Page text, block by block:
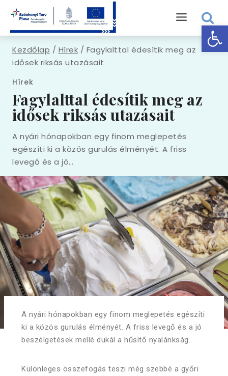
Kezdőlap / Hírek / Fagylalttal édesítik meg az
idősek riksás utazásait
Hírek
Fagylalttal édesítik meg az
idősek riksás utazásait
A nyári hónapokban egy finom meglepetés
egészíti ki a közös gurulás élményét. A friss
levegő és a jó…
A nyári hónapokban egy finom meglepetés egészíti
ki a közös gurulás élményét. A friss levegő és a jó
beszélgetések mellé dukál a hűsítő nyalánkság.
Különleges összefogás teszi még szebbé a győri